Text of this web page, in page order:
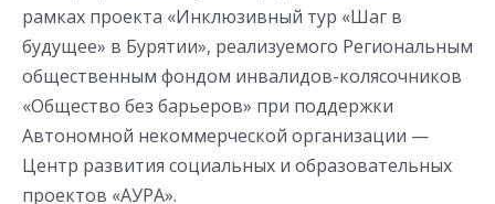
рамках проекта «Инклюзивный тур «Шаг в
будущее» в Бурятии», реализуемого Региональным
общественным фондом инвалидов-колясочников
«Общество без барьеров» при поддержки
Автономной некоммерческой организации —
Центр развития социальных и образовательных
проектов «АУРА».